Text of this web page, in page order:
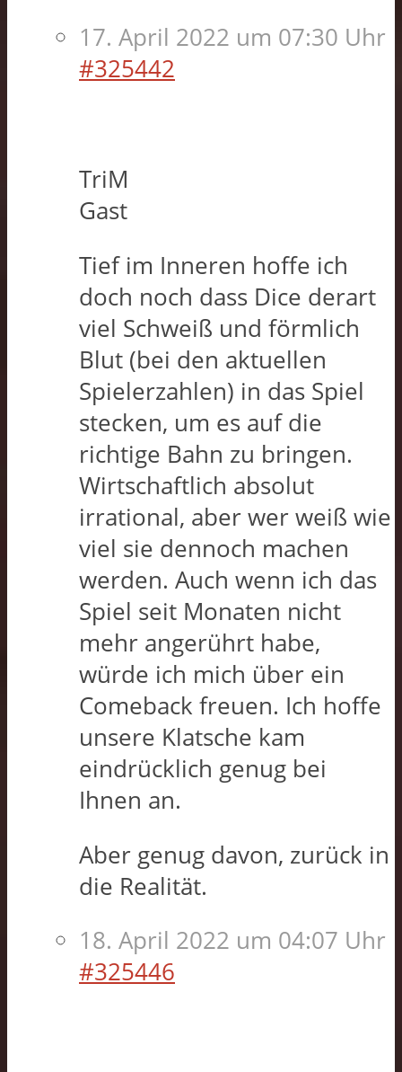
17. April 2022 um 07:30 Uhr
#325442
TriM
Gast
Tief im Inneren hoffe ich
doch noch dass Dice derart
viel Schweiß und förmlich
Blut (bei den aktuellen
Spielerzahlen) in das Spiel
stecken, um es auf die
richtige Bahn zu bringen.
Wirtschaftlich absolut
irrational, aber wer weiß wie
viel sie dennoch machen
werden. Auch wenn ich das
Spiel seit Monaten nicht
mehr angerührt habe,
würde ich mich über ein
Comeback freuen. Ich hoffe
unsere Klatsche kam
eindrücklich genug bei
Ihnen an.
Aber genug davon, zurück in
die Realität.
18. April 2022 um 04:07 Uhr
#325446